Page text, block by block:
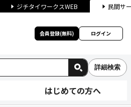
ジチタイワークスWEB 民間サ
会員登録(無料) ログイン
詳細検索
はじめての方へ